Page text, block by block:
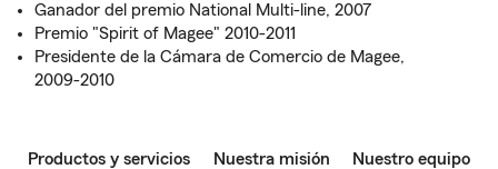
Ganador del premio National Multi-line, 2007
Premio "Spirit of Magee" 2010-2011
Presidente de la Cámara de Comercio de Magee,
2009-2010
Productos y servicios Nuestra misión Nuestro equipo